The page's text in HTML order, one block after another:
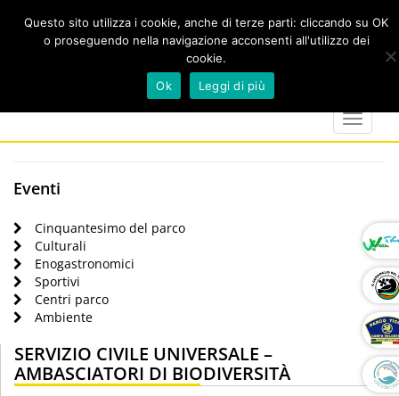
marker
calendar
Toggle
Eventi
Cinquantesimo del parco
Culturali
Enogastronomici
Sportivi
Centri parco
Ambiente
SERVIZIO CIVILE UNIVERSALE –
AMBASCIATORI DI BIODIVERSITÀ
Questo sito utilizza i cookie, anche di terze parti: cliccando su OK
o proseguendo nella navigazione acconsenti all'utilizzo dei
cookie.
Ok
Leggi di più